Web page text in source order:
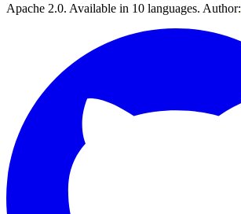
Apache 2.0. Available in 10 languages. Author: